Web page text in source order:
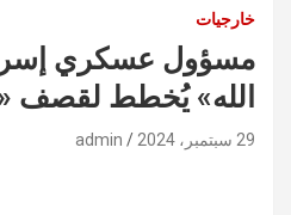
خارجيات
مسؤول عسكري
الله» يُخطط لقصف
29 سبتمبر، 2024 admin